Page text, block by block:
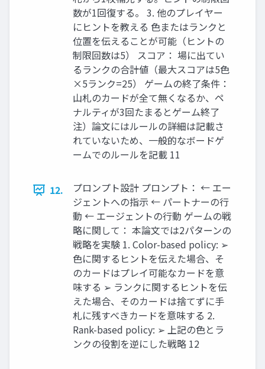
数が1回復する。 3. 他のプレイヤー
にヒントを教える 色またはランクと
位置を伝えることが可能（ヒントの
制限回数は5） スコア： 場に出てい
るランクの合計値（最大スコアは5色
×5ランク=25） ゲームの終了条件：
山札のカードが全て無くなるか、ペ
ナルティが3回たまるとゲーム終了
注）論文にはルールの詳細は記載さ
れていないため、一般的なボードゲ
ームでのルールを記載 11
12.
プロンプト設計 プロンプト： ← エー
ジェントへの指示 ← パートナーの行
動 ← エージェントの行動 ゲームの戦
略に関して： 本論文では2パターンの
戦略を実験 1. Color-based policy: ➢
色に関するヒントを伝えた場合、そ
のカードはプレイ可能なカードを意
味する ➢ ランクに関するヒントを伝
えた場合、そのカードは捨てずに手
札に残すべきカードを意味する 2.
Rank-based policy: ➢ 上記の色とラ
ンクの役割を逆にした戦略 12